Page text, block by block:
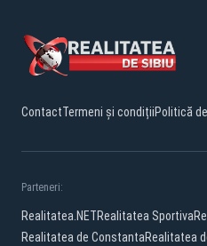
ContactTermeni și condițiiPolitică
Parteneri:
Realitatea.NETRealitatea Sportiva
Realitatea de ConstantaRealitatea